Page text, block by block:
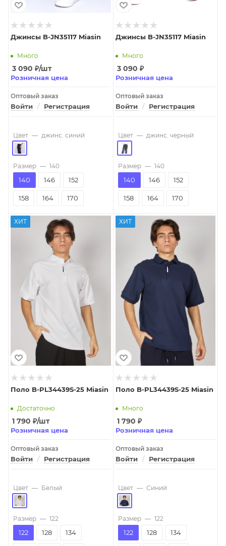
Джинсы B-JN35117 Miasin
Много
3 090 ₽/шт
Розничная цена
Оптовый заказ
Войти / Регистрация
Цвет — джинс. синий
Размер — 140
140 146 152
158 164 170
Джинсы B-JN35117 Miasin
Много
3 090 ₽
Розничная цена
Оптовый заказ
Войти / Регистрация
Цвет — джинс. черный
Размер — 140
140 146 152
158 164 170
ХИТ
Поло B-PL34439S-25 Miasin
Достаточно
1 790 ₽/шт
Розничная цена
Оптовый заказ
Войти / Регистрация
Цвет — Белый
Размер — 122
122 128 134
ХИТ
Поло B-PL34439S-25 Miasin
Много
1 790 ₽
Розничная цена
Оптовый заказ
Войти / Регистрация
Цвет — Синий
Размер — 122
122 128 134